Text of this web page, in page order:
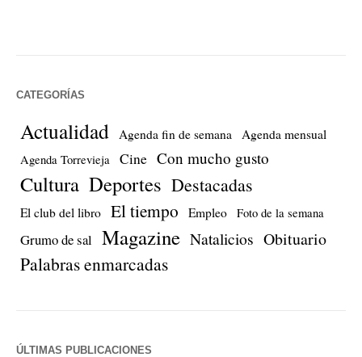
CATEGORÍAS
Actualidad Agenda fin de semana Agenda mensual
Agenda Torrevieja Cine Con mucho gusto
Cultura Deportes Destacadas
El club del libro El tiempo Empleo Foto de la semana
Grumo de sal Magazine Natalicios Obituario
Palabras enmarcadas
ÚLTIMAS PUBLICACIONES